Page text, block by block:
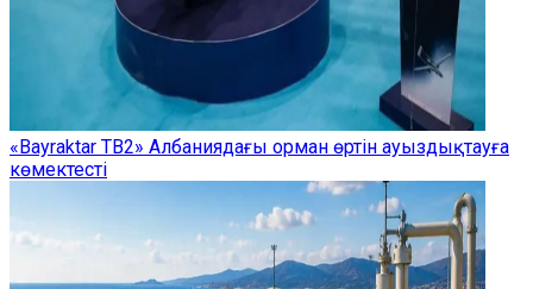
«Bayraktar TB2» Албаниядағы орман өртін ауыздықтауға
көмектесті